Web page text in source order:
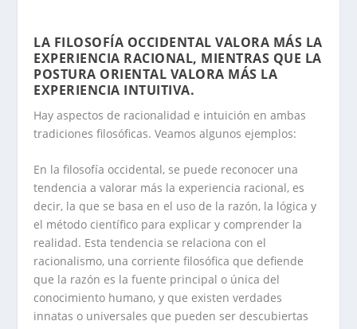
LA FILOSOFÍA OCCIDENTAL VALORA MÁS LA
EXPERIENCIA RACIONAL, MIENTRAS QUE LA
POSTURA ORIENTAL VALORA MÁS LA
EXPERIENCIA INTUITIVA.
Hay aspectos de racionalidad e intuición en ambas
tradiciones filosóficas. Veamos algunos ejemplos:
En la filosofía occidental, se puede reconocer una
tendencia a valorar más la experiencia racional, es
decir, la que se basa en el uso de la razón, la lógica y
el método científico para explicar y comprender la
realidad. Esta tendencia se relaciona con el
racionalismo, una corriente filosófica que defiende
que la razón es la fuente principal o única del
conocimiento humano, y que existen verdades
innatas o universales que pueden ser descubiertas